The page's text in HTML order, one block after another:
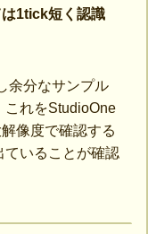
1tick短く認識
余分なサンプル
これをStudioOne
像度で確認する
ていることが確認